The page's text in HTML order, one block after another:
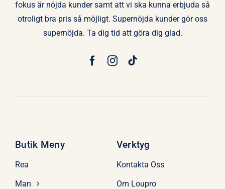
fokus är nöjda kunder samt att vi ska kunna erbjuda så
otroligt bra pris så möjligt. Supernöjda kunder gör oss
supernöjda. Ta dig tid att göra dig glad.
Butik Meny
Rea
Man
Verktyg
Kontakta Oss
Om Loupro